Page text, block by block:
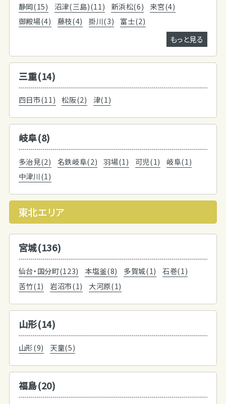
静岡(15) 沼津(三島)(11) 新浜松(6)
来宮(4)
御殿場(4)
藤枝(4) 掛川(3)
富士(2)
もっと見る
三重(14)
四日市(11) 松阪(2) 津(1)
岐阜(8)
多治見(2) 名鉄岐阜(2) 羽場(1) 可児(1)
岐阜(1)
中津川(1)
東北エリア
宮城(136)
仙台・国分町(123) 本塩釜(8) 多賀城(1)
石巻(1)
苦竹(1)
岩沼市(1) 大河原(1)
山形(14)
山形(9) 天童(5)
福島(20)